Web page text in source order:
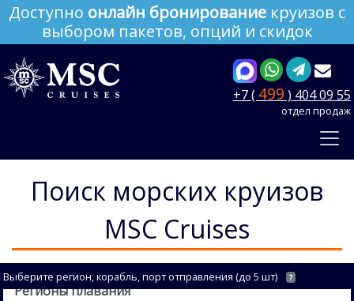
Доступно онлайн бронирование круизов с
выбором пакетов, опций и скидок
+7 ( 499 ) 404 09 55
отдел продаж
Поиск морских круизов
MSC Cruises
Выберите регион, корабль, порт отправления (до 5 шт) ?